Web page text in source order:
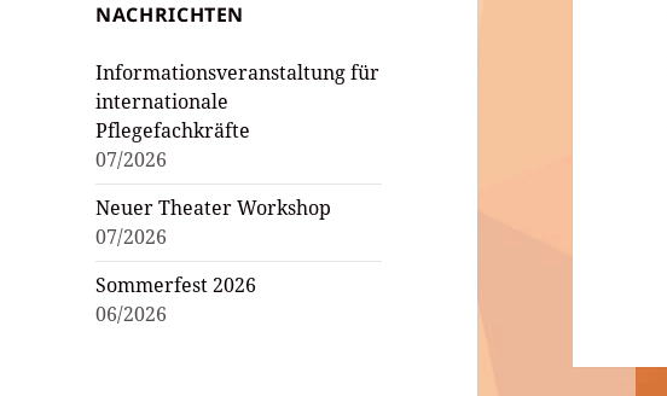
NACHRICHTEN
Informationsveranstaltung für
internationale
Pflegefachkräfte
07/2026
Neuer Theater Workshop
07/2026
Sommerfest 2026
06/2026